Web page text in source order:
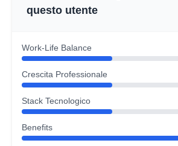
questo utente
Work-Life Balance
Crescita Professionale
Stack Tecnologico
Benefits